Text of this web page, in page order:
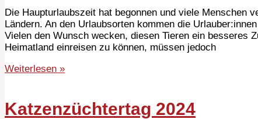
Die Haupturlaubszeit hat begonnen und viele Menschen
Ländern. An den Urlaubsorten kommen die
Vielen den Wunsch wecken, diesen Tieren ein besseres
Heimatland einreisen zu können, müssen jedoch
Weiterlesen »
Katzenzüchtertag 2024